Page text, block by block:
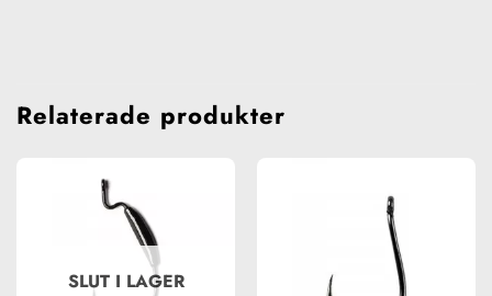
Relaterade produkter
SLUT I LAGER